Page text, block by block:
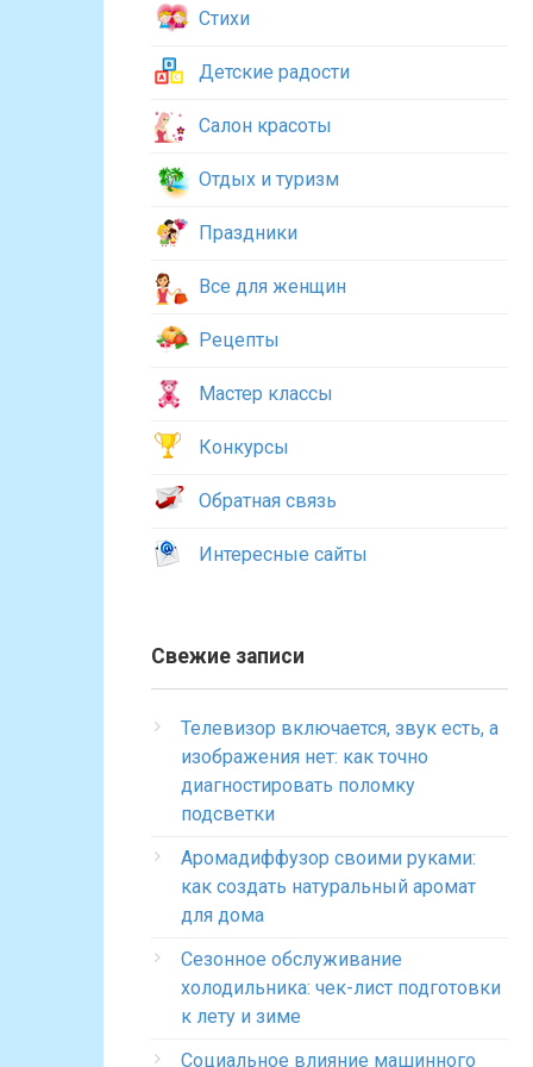
Стихи
Детские радости
Салон красоты
Отдых и туризм
Праздники
Все для женщин
Рецепты
Мастер классы
Конкурсы
Обратная связь
Интересные сайты
Свежие записи
Телевизор включается, звук есть, а
изображения нет: как точно
диагностировать поломку
подсветки
Аромадиффузор своими руками:
как создать натуральный аромат
для дома
Сезонное обслуживание
холодильника: чек-лист подготовки
к лету и зиме
Социальное влияние машинного